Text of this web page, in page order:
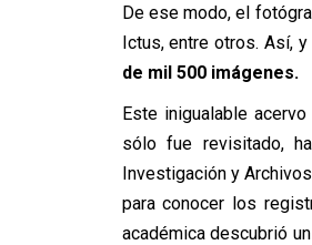
De ese modo, el
Ictus, entre otros. Así,
de mil 500 imágenes.
Este inigualable
sólo fue revisitado,
Investigación y
para conocer los
académica descubrió